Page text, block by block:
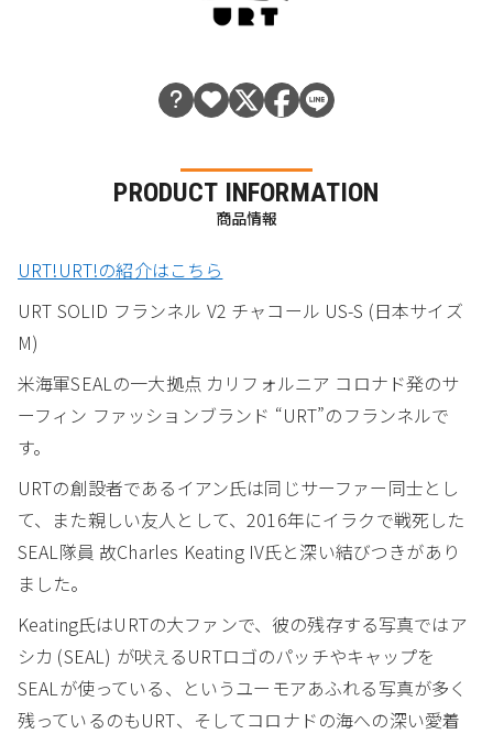
PRODUCT INFORMATION
商品情報
URT!URT!の紹介はこちら
URT SOLID フランネル V2 チャコール US-S (日本サイズ
M)
米海軍SEALの一大拠点 カリフォルニア コロナド発のサ
ーフィン ファッションブランド “URT”のフランネルで
す。
URTの創設者であるイアン氏は同じサーファー同士とし
て、また親しい友人として、2016年にイラクで戦死した
SEAL隊員 故Charles Keating IV氏と深い結びつきがあり
ました。
Keating氏はURTの大ファンで、彼の残存する写真ではア
シカ (SEAL) が吠えるURTロゴのパッチやキャップを
SEALが使っている、というユーモアあふれる写真が多く
残っているのもURT、そしてコロナドの海への深い愛着